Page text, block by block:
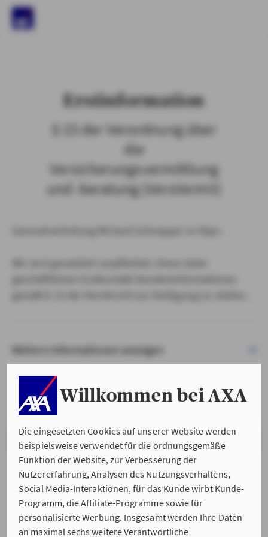
Willkommen bei AXA
Die eingesetzten Cookies auf unserer Website werden
beispielsweise verwendet für die ordnungsgemäße
Funktion der Website, zur Verbesserung der
Nutzererfahrung, Analysen des Nutzungsverhaltens,
Social Media-Interaktionen, für das Kunde wirbt Kunde-
Programm, die Affiliate-Programme sowie für
personalisierte Werbung. Insgesamt werden Ihre Daten
an maximal sechs weitere Verantwortliche
Erstinformation
§ 15 der Verordnung über
die
Versicherungsvermittlung
und -beratung (VersVermV)
Weitere Informationen anzeigen
VERSTANDEN & WEITER